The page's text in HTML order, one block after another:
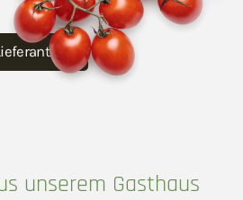
unserem Gasthaus